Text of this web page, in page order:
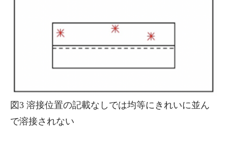
図3 溶接位置の記載なしでは均等にきれいに並ん
で溶接されない